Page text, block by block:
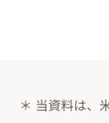
＊ 当資料は、